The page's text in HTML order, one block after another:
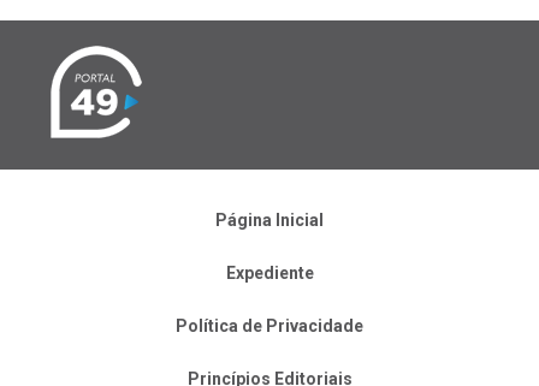
Página Inicial
Expediente
Política de Privacidade
Princípios Editoriais